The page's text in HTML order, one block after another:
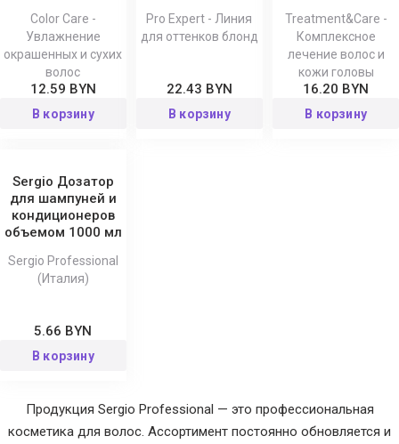
Color Care -
Увлажнение
окрашенных и сухих
волос
12.59 BYN
В корзину
антижелтым
эффектом Pro
Pro Expert - Линия
для оттенков блонд
22.43 BYN
В корзину
волос
Treatment&Care
250 мл
Treatment&Care -
Комплексное
лечение волос и
кожи головы
16.20 BYN
В корзину
Sergio Дозатор
для шампуней и
кондиционеров
объемом 1000 мл
Sergio Professional
(Италия)
5.66 BYN
В корзину
Продукция Sergio Professional — это профессиональная
косметика для волос. Ассортимент постоянно обновляется и